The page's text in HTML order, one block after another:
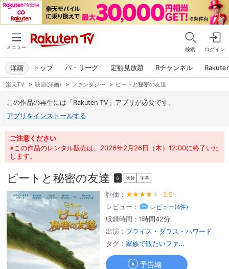
メニュー 検索 ログイン
トップ パ・リーグ 定額見放題 Rチャンネル
洋画
楽天TV > 映画(洋画) > ファンタジー > ピートと秘密の友達
この作品の再生には「Rakuten TV」アプリが必要です。
アプリをインストールする
予告編
ご注意ください
※この作品のレンタル販売は、2026年2月26日（木）12:00に終了いた
します。
ピートと秘密の友達 G 吹替 字幕
評価：
3.5
レビュー：
レビュー(4件)
収録時間：1時間42分
出演： ブライス・ダラス・ハワード
タグ：家族で観たいファミリー作品
予告編